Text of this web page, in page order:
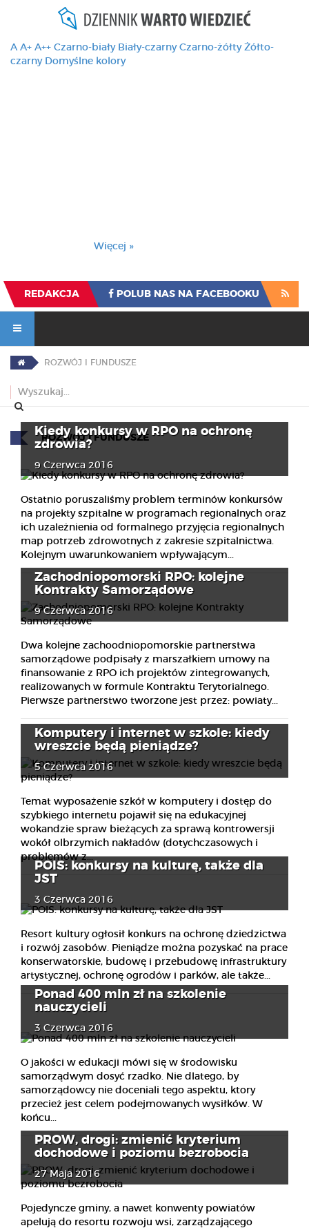
A A+ A++ Czarno-biały Biały-czarny Czarno-żółty Żółto-
czarny Domyślne kolory
Więcej »
REDAKCJA POLUB NAS NA FACEBOOKU
ROZWÓJ I FUNDUSZE
ROZWÓJ I FUNDUSZE
Kiedy konkursy w RPO na ochronę
zdrowia?
9 Czerwca 2016
Ostatnio poruszaliśmy problem terminów konkursów
na projekty szpitalne w programach regionalnych oraz
ich uzależnienia od formalnego przyjęcia regionalnych
map potrzeb zdrowotnych z zakresie szpitalnictwa.
Kolejnym uwarunkowaniem wpływającym...
Zachodniopomorski RPO: kolejne
Kontrakty Samorządowe
9 Czerwca 2016
Dwa kolejne zachoodniopomorskie partnerstwa
samorządowe podpisały z marszałkiem umowy na
finansowanie z RPO ich projektów zintegrowanych,
realizowanych w formule Kontraktu Terytorialnego.
Pierwsze partnerstwo tworzone jest przez: powiaty...
Komputery i internet w szkole: kiedy
wreszcie będą pieniądze?
5 Czerwca 2016
Temat wyposażenie szkół w komputery i dostęp do
szybkiego internetu pojawił się na edukacyjnej
wokandzie spraw bieżących za sprawą kontrowersji
wokół olbrzymich nakładów (dotychczasowych i
problemów z...
POIS: konkursy na kulturę, także dla
JST
3 Czerwca 2016
Resort kultury ogłosił konkurs na ochronę dziedzictwa
i rozwój zasobów. Pieniądze można pozyskać na prace
konserwatorskie, budowę i przebudowę infrastruktury
artystycznej, ochronę ogrodów i parków, ale także...
Ponad 400 mln zł na szkolenie
nauczycieli
3 Czerwca 2016
O jakości w edukacji mówi się w środowisku
samorządwym dosyć rzadko. Nie dlatego, by
samorządowcy nie doceniali tego aspektu, ktory
przecież jest celem podejmowanych wysiłków. W
końcu...
PROW, drogi: zmienić kryterium
dochodowe i poziomu bezrobocia
27 Maja 2016
Pojedyncze gminy, a nawet konwenty powiatów
apelują do resortu rozwoju wsi, zarządzającego